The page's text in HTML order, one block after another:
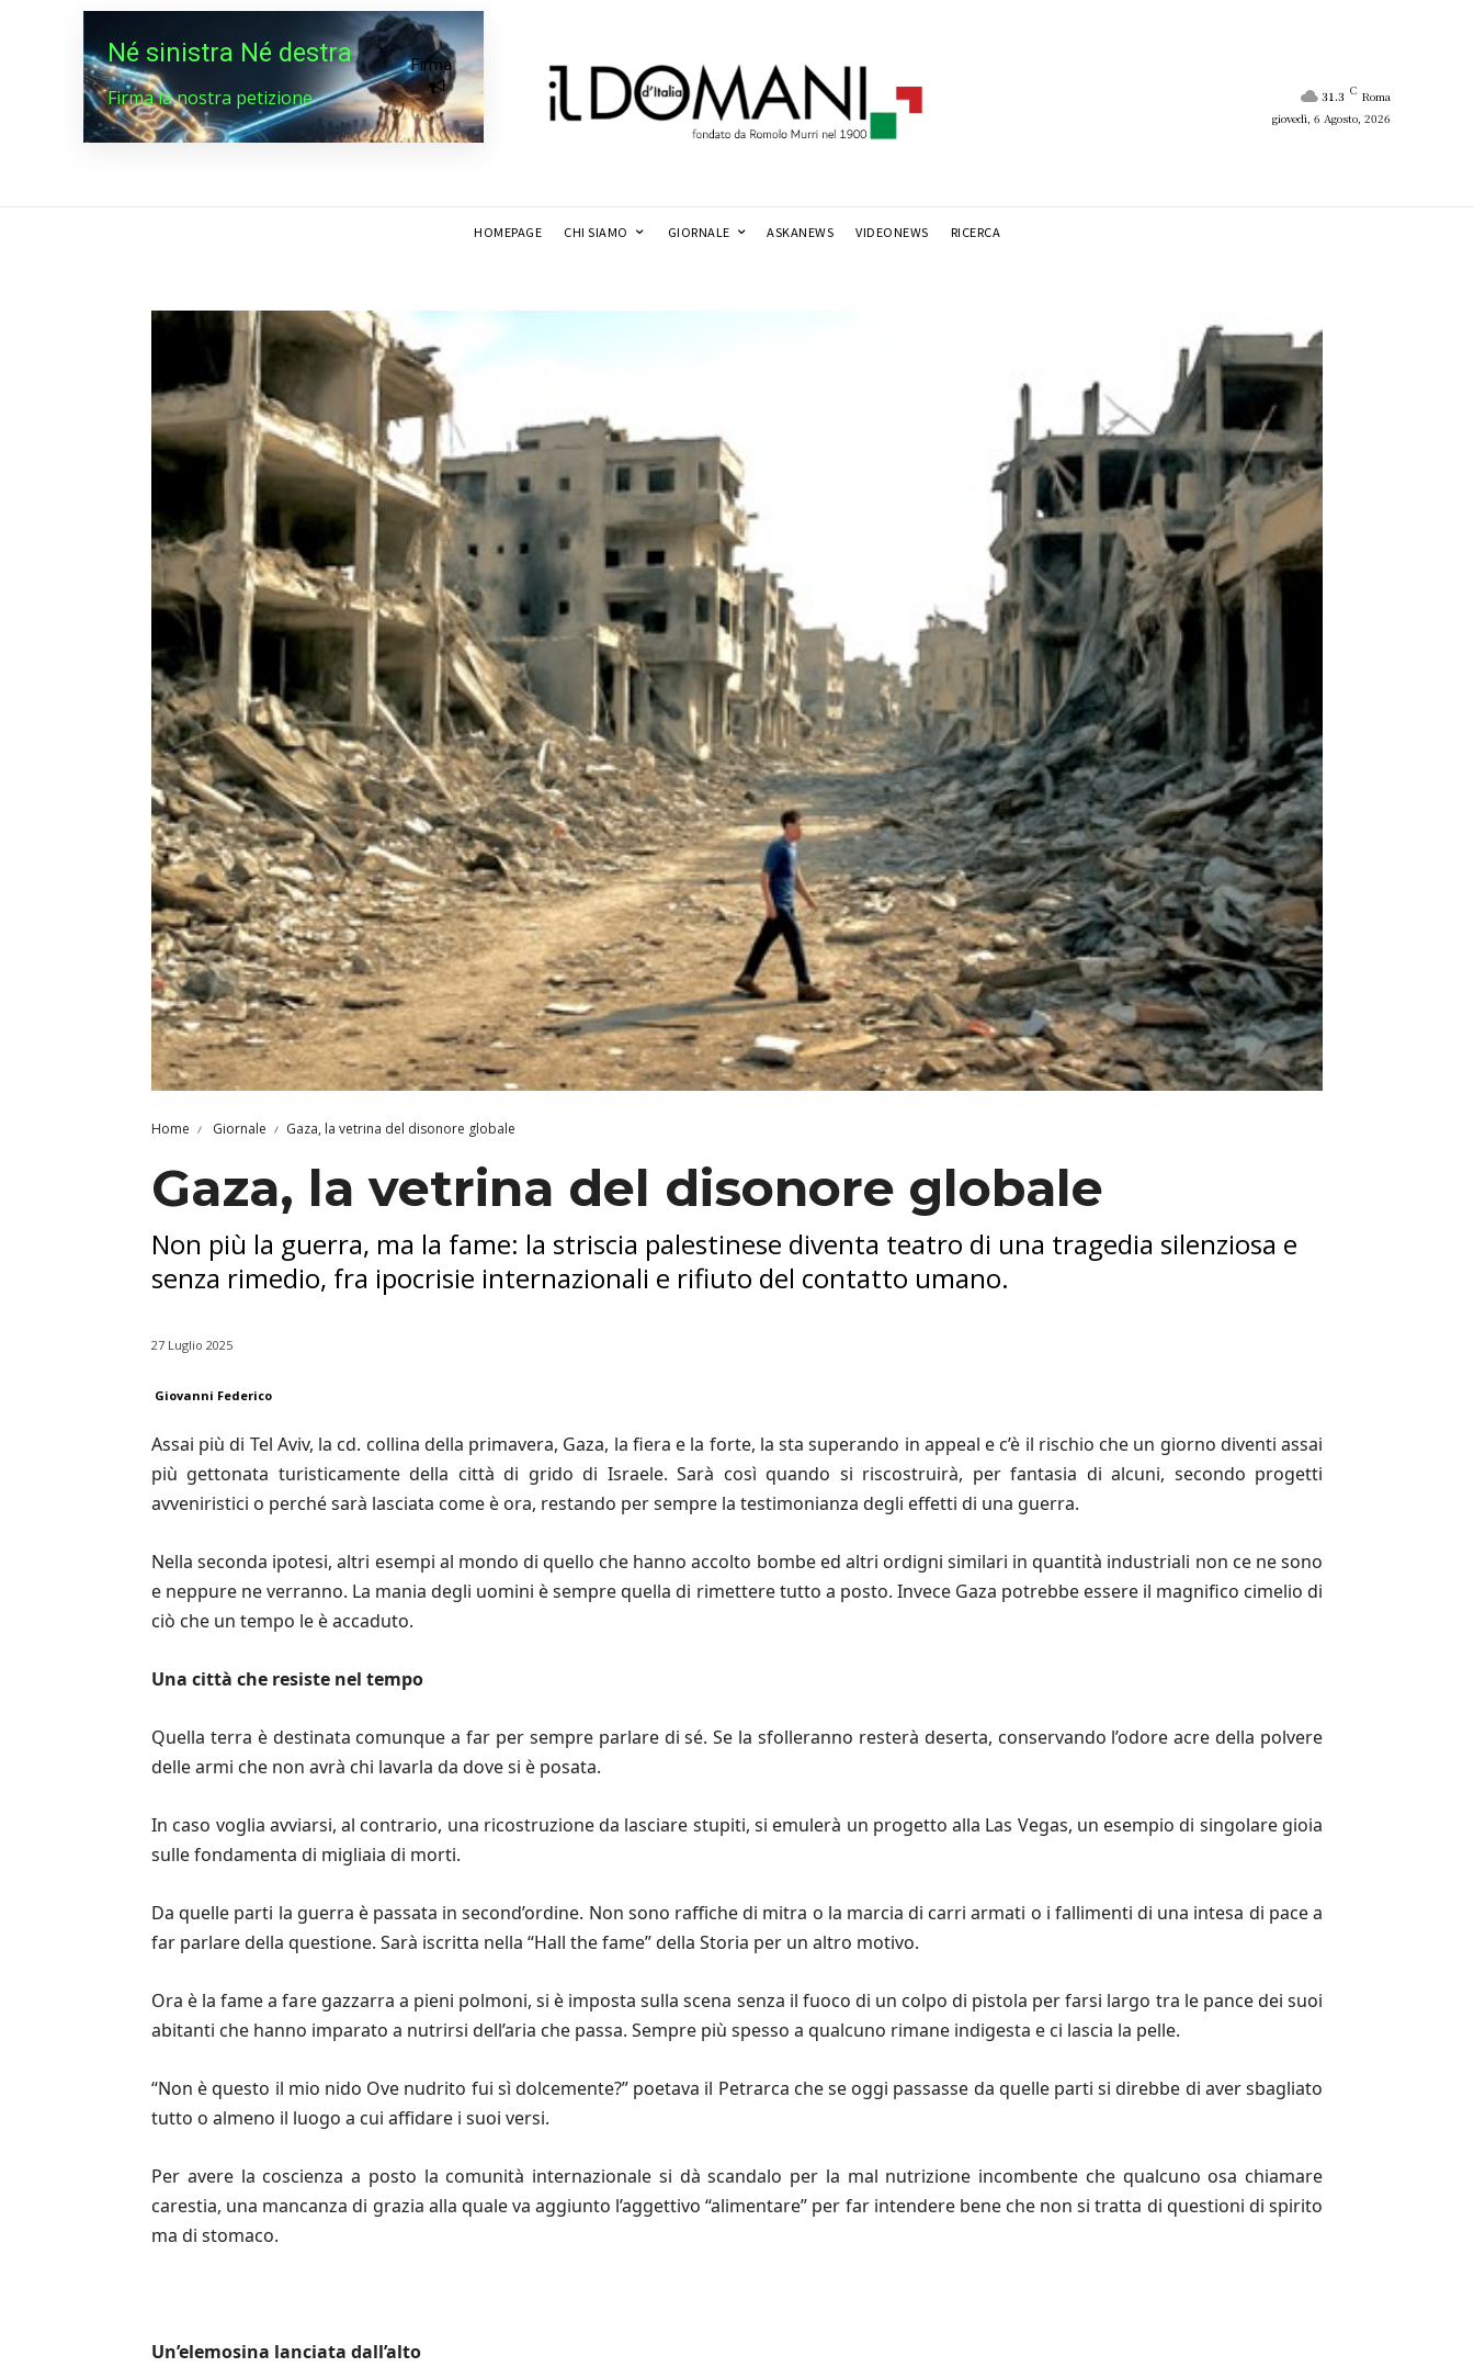
Né sinistra Né destra
Firma la nostra petizione
Firma
31.3 C Roma
giovedì, 6 Agosto, 2026
HOMEPAGE CHI SIAMO GIORNALE ASKANEWS VIDEONEWS RICERCA
Home Giornale Gaza, la vetrina del disonore globale
Gaza, la vetrina del disonore globale
Non più la guerra, ma la fame: la striscia palestinese diventa teatro di una tragedia silenziosa e
senza rimedio, fra ipocrisie internazionali e rifiuto del contatto umano.
27 Luglio 2025
Giovanni Federico
Assai più di Tel Aviv, la cd. collina della primavera, Gaza, la fiera e la forte, la sta superando in appeal e c’è il rischio che un giorno diventi assai
più gettonata turisticamente della città di grido di Israele. Sarà così quando si riscostruirà, per fantasia di alcuni, secondo progetti
avveniristici o perché sarà lasciata come è ora, restando per sempre la testimonianza degli effetti di una guerra.
Nella seconda ipotesi, altri esempi al mondo di quello che hanno accolto bombe ed altri ordigni similari in quantità industriali non ce ne sono
e neppure ne verranno. La mania degli uomini è sempre quella di rimettere tutto a posto. Invece Gaza potrebbe essere il magnifico cimelio di
ciò che un tempo le è accaduto.
Una città che resiste nel tempo
Quella terra è destinata comunque a far per sempre parlare di sé. Se la sfolleranno resterà deserta, conservando l’odore acre della polvere
delle armi che non avrà chi lavarla da dove si è posata.
In caso voglia avviarsi, al contrario, una ricostruzione da lasciare stupiti, si emulerà un progetto alla Las Vegas, un esempio di singolare gioia
sulle fondamenta di migliaia di morti.
Da quelle parti la guerra è passata in second’ordine. Non sono raffiche di mitra o la marcia di carri armati o i fallimenti di una intesa di pace a
far parlare della questione. Sarà iscritta nella “Hall the fame” della Storia per un altro motivo.
Ora è la fame a fare gazzarra a pieni polmoni, si è imposta sulla scena senza il fuoco di un colpo di pistola per farsi largo tra le pance dei suoi
abitanti che hanno imparato a nutrirsi dell’aria che passa. Sempre più spesso a qualcuno rimane indigesta e ci lascia la pelle.
“Non è questo il mio nido Ove nudrito fui sì dolcemente?” poetava il Petrarca che se oggi passasse da quelle parti si direbbe di aver sbagliato
tutto o almeno il luogo a cui affidare i suoi versi.
Per avere la coscienza a posto la comunità internazionale si dà scandalo per la mal nutrizione incombente che qualcuno osa chiamare
carestia, una mancanza di grazia alla quale va aggiunto l’aggettivo “alimentare” per far intendere bene che non si tratta di questioni di spirito
ma di stomaco.
Un’elemosina lanciata dall’alto